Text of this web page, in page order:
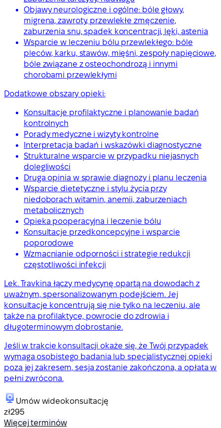
Objawy neurologiczne i ogólne: bóle głowy,
migrena, zawroty, przewlekłe zmęczenie,
zaburzenia snu, spadek koncentracji, lęki, astenia
Wsparcie w leczeniu bólu przewlekłego: bóle
pleców, karku, stawów, mięśni, zespoły napięciowe,
bóle związane z osteochondrozą i innymi
chorobami przewlekłymi
Dodatkowe obszary opieki:
Konsultacje profilaktyczne i planowanie badań
kontrolnych
Porady medyczne i wizyty kontrolne
Interpretacja badań i wskazówki diagnostyczne
Strukturalne wsparcie w przypadku niejasnych
dolegliwości
Druga opinia w sprawie diagnozy i planu leczenia
Wsparcie dietetyczne i stylu życia przy
niedoborach witamin, anemii, zaburzeniach
metabolicznych
Opieka pooperacyjna i leczenie bólu
Konsultacje przedkoncepcyjne i wsparcie
poporodowe
Wzmacnianie odporności i strategie redukcji
częstotliwości infekcji
Lek. Travkina łączy medycynę opartą na dowodach z
uważnym, spersonalizowanym podejściem. Jej
konsultacje koncentrują się nie tylko na leczeniu, ale
także na profilaktyce, powrocie do zdrowia i
długoterminowym dobrostanie.
Jeśli w trakcie konsultacji okaże się, że Twój przypadek
wymaga osobistego badania lub specjalistycznej opieki
poza jej zakresem, sesja zostanie zakończona, a opłata w
pełni zwrócona.
Umów wideokonsultację
zł295
Więcej terminów